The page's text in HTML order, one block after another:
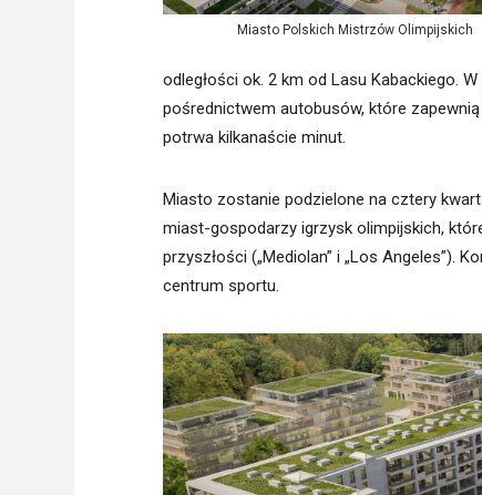
Miasto Polskich Mistrzów Olimpijskich
odległości ok. 2 km od Lasu Kabackiego.
pośrednictwem autobusów, które
potrwa kilkanaście minut.
Miasto zostanie podzielone na cztery
miast-gospodarzy igrzysk olimpijskich,
przyszłości („Mediolan” i „Los Angeles”).
centrum sportu.